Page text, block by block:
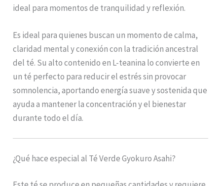
ideal para momentos de tranquilidad y reflexión.
Es ideal para quienes buscan un momento de calma,
claridad mental y conexión con la tradición ancestral
del té. Su alto contenido en L-teanina lo convierte en
un té perfecto para reducir el estrés sin provocar
somnolencia, aportando energía suave y sostenida que
ayuda a mantener la concentración y el bienestar
durante todo el día.
¿Qué hace especial al Té Verde Gyokuro Asahi?